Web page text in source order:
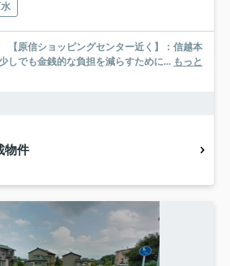
【原信ショッピングセンター近く】：信越本
しでも金銭的な負担を減らすために... もっと
物件